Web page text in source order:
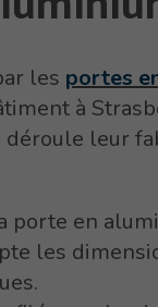
les portes
à
déroule leur
porte en
les